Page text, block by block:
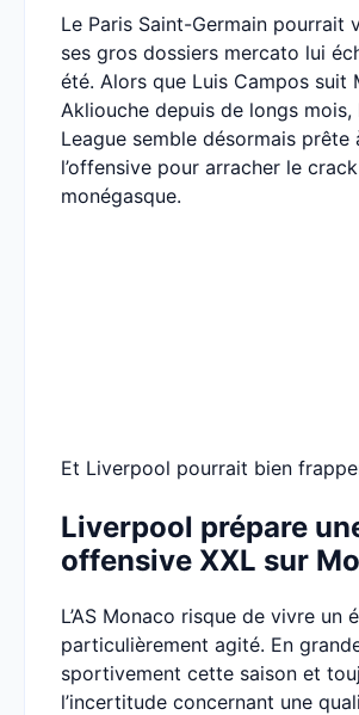
Le Paris Saint-Germain pourrait
ses gros dossiers mercato lui
été. Alors que Luis Campos suit
Akliouche depuis de longs mois,
League semble désormais prête
l’offensive pour arracher le crack
monégasque.
Et Liverpool pourrait bien
Liverpool prépare
offensive XXL sur
L’AS Monaco risque de vivre un
particulièrement agité. En
sportivement cette saison et
l’incertitude concernant une